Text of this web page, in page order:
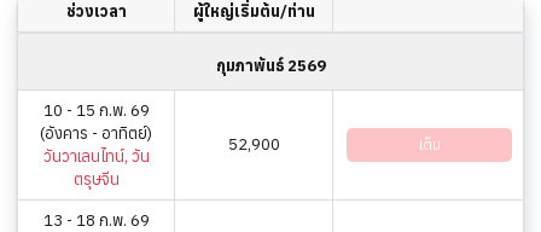
ช่วงเวลา ผู้ใหญ่เริ่มต้น/ท่าน
กุมภาพันธ์ 2569
10 - 15 ก.พ. 69
(อังคาร - อาทิตย์)
วันวาเลนไทน์, วัน
ตรุษจีน
52,900 เต็ม
13 - 18 ก.พ. 69